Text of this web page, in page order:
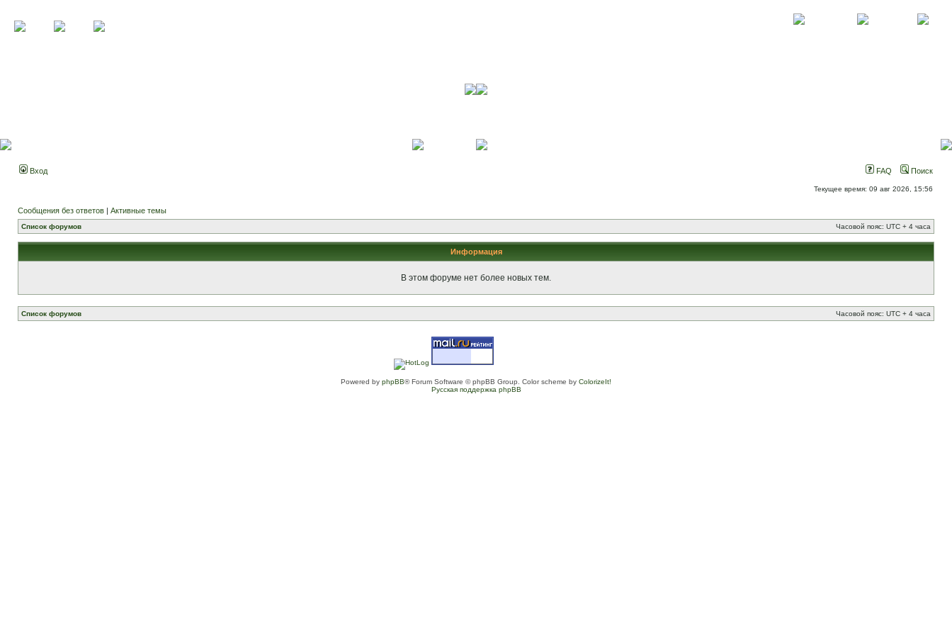
Вход FAQ Поиск
Текущее время: 09 авг 2026, 15:56
Сообщения без ответов | Активные темы
Список форумов Часовой пояс: UTC + 4 часа
Информация
В этом форуме нет более новых тем.
Список форумов Часовой пояс: UTC + 4 часа
Powered by phpBB® Forum Software © phpBB Group. Color scheme by ColorizeIt!
Русская поддержка phpBB